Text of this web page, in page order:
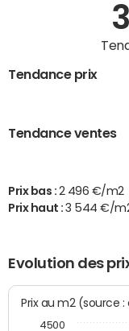
Tendance prix
Tendance ventes
Prix bas : 2 496 €/m2
Prix haut :3 544 €/
Evolution des
Prix au m2
4500